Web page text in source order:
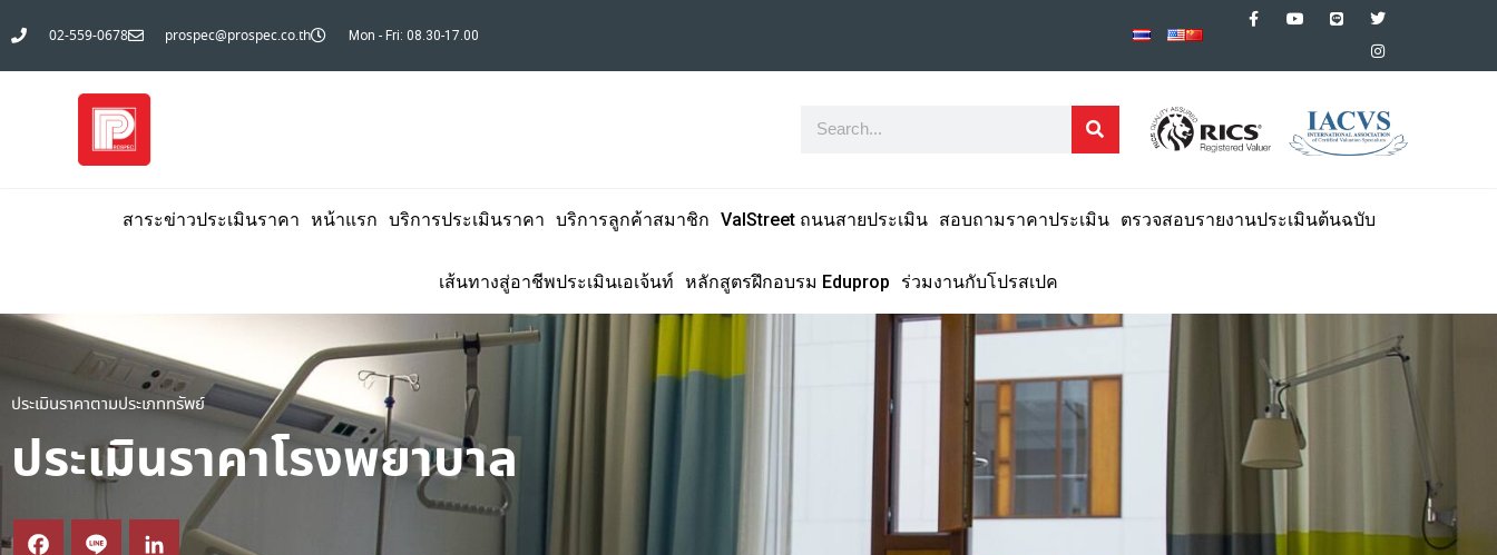
02-559-0678 prospec@prospec.co.th Mon - Fri: 08.30-17.00
สาระข่าวประเมินราคา หน้าแรก บริการประเมินราคา บริการลูกค้าสมาชิก ValStreet ถนนสายประเมิน สอบถามราคาประเมิน ตรวจสอบรายงานประเมินต้นฉบับ
เส้นทางสู่อาชีพประเมินเอเจ้นท์ หลักสูตรฝึกอบรม Eduprop ร่วมงานกับโปรสเปค
ประเมินราคาตามประเภททรัพย์
ประเมินราคาโรงพยาบาล